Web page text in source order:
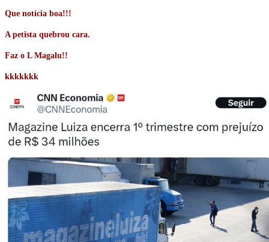
Que notícia boa!!!
A petista quebrou cara.
Faz o L Magalu!!
kkkkkkk